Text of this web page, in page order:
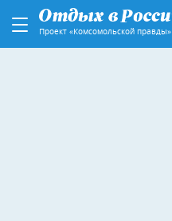
Проект «Комсомольской правды»